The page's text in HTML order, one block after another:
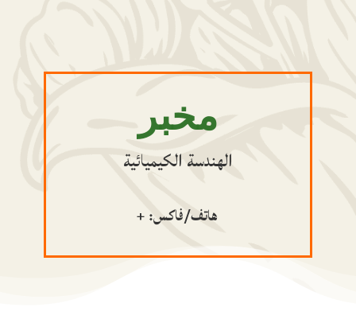
مخبر
الهندسة الكيميائية
هاتف/فاكس: +